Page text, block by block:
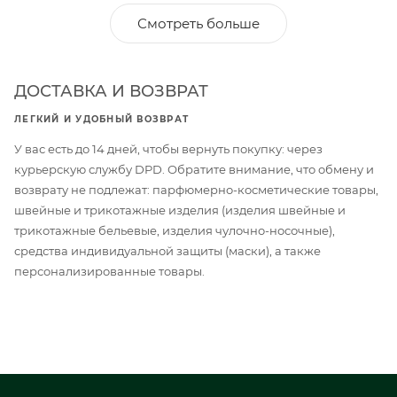
Смотреть больше
ДОСТАВКА И ВОЗВРАТ
ЛЕГКИЙ И УДОБНЫЙ ВОЗВРАТ
У вас есть до 14 дней, чтобы вернуть покупку: через
курьерскую службу DPD. Обратите внимание, что обмену и
возврату не подлежат: парфюмерно-косметические товары,
швейные и трикотажные изделия (изделия швейные и
трикотажные бельевые, изделия чулочно-носочные),
средства индивидуальной защиты (маски), а также
персонализированные товары.